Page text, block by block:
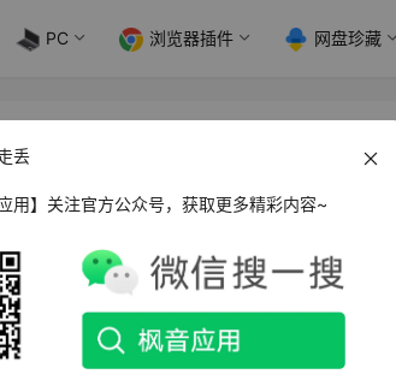
PC 浏览器插件 网盘珍藏
应用软件，老注要是为老旧照片提供快速修
丢
用】关注官方公众号，获取更多精彩内容~